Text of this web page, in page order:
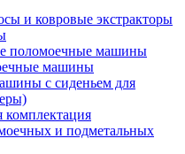
и ковровые экстракторы
поломоечные машины
машины
с сиденьем для
комплектация
и подметальных